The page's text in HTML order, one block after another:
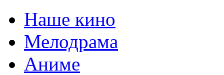
Наше кино
Мелодрама
Аниме